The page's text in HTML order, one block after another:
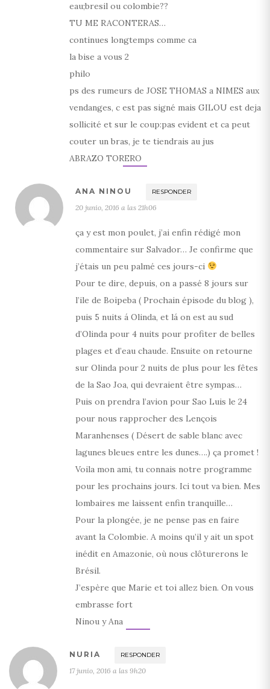
eau;bresil ou colombie??
TU ME RACONTERAS…
continues longtemps comme ca
la bise a vous 2
philo
ps des rumeurs de JOSE THOMAS a NIMES aux
vendanges, c est pas signé mais GILOU est deja
sollicité et sur le coup:pas evident et ca peut
couter un bras, je te tiendrais au jus
ABRAZO TORERO
ANA NINOU RESPONDER
20 junio, 2016 a las 21h06
ça y est mon poulet, j’ai enfin rédigé mon
commentaire sur Salvador… Je confirme que
j’étais un peu palmé ces jours-ci
Pour te dire, depuis, on a passé 8 jours sur
l’ile de Boipeba ( Prochain épisode du blog ),
puis 5 nuits á Olinda, et lá on est au sud
d’Olinda pour 4 nuits pour profiter de belles
plages et d’eau chaude. Ensuite on retourne
sur Olinda pour 2 nuits de plus pour les fêtes
de la Sao Joa, qui devraient être sympas…
Puis on prendra l’avion pour Sao Luis le 24
pour nous rapprocher des Lençois
Maranhenses ( Désert de sable blanc avec
lagunes bleues entre les dunes….) ça promet !
Voila mon ami, tu connais notre programme
pour les prochains jours. Ici tout va bien. Mes
lombaires me laissent enfin tranquille…
Pour la plongée, je ne pense pas en faire
avant la Colombie. A moins qu’il y ait un spot
inédit en Amazonie, où nous clôturerons le
Brésil.
J’espère que Marie et toi allez bien. On vous
embrasse fort
Ninou y Ana
NURIA RESPONDER
17 junio, 2016 a las 9h20